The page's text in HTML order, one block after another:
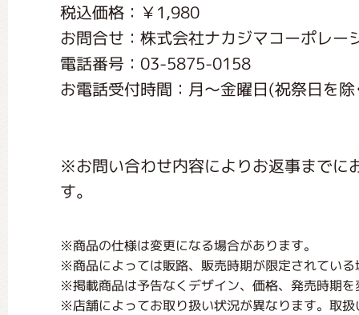
税込価格：￥1,980
お問合せ：株式会社ナカジマコーポレー
電話番号：03-5875-0158
お電話受付時間：月〜金曜日(祝祭日を
※お問い合わせ内容によりお返事までに
す。
※商品の仕様は変更になる場合があります。
※商品によっては販路、販売時期が限定されてい
※掲載商品は予告なくデザイン、価格、発売時期
※店舗によってお取り扱い状況が異なります。取
くまのがっこう 家庭科部